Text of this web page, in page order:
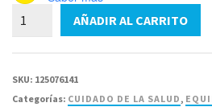
Monitor
AÑADIR AL CARRITO
SKU: 125076141
Categorías: CUIDADO DE LA SALUD,